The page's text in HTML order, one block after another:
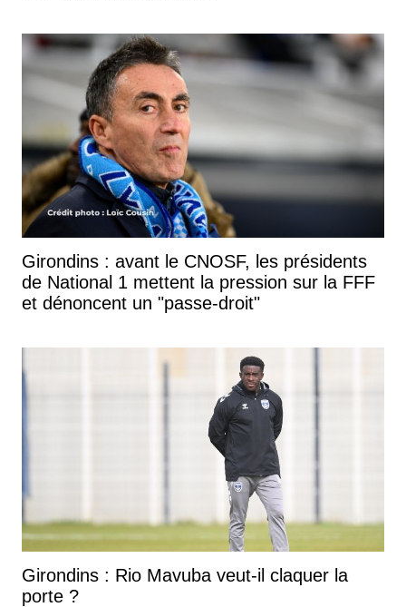
Girondins : avant le CNOSF, les présidents
de National 1 mettent la pression sur la FFF
et dénoncent un "passe-droit"
Girondins : Rio Mavuba veut-il claquer la
porte ?